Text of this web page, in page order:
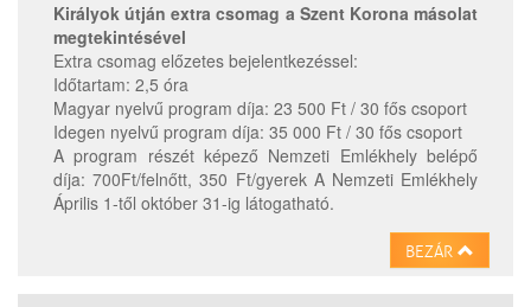
Királyok útján extra csomag a Szent Korona másolat
megtekintésével
Extra csomag előzetes bejelentkezéssel:
Időtartam: 2,5 óra
Magyar nyelvű program díja: 23 500 Ft / 30 fős csoport
Idegen nyelvű program díja: 35 000 Ft / 30 fős csoport
A program részét képező Nemzeti Emlékhely belépő
díja: 700Ft/felnőtt, 350 Ft/gyerek A Nemzeti Emlékhely
Április 1-től október 31-ig látogatható.
BEZÁR